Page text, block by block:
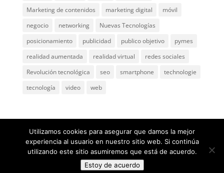
Marketing de contenidos
marketing digital
móvil
negocio
networking
Nuevas Tecnologías
posicionamiento
publicidad publico objetivo
pymes
realidad aumentada
realidad virtual
redes sociales
Revolución tecnológica
seo smartphone
technologie
tecnología
video web
@ 2005ComunicaGeniaTeléfono: 618731898 |Mapa
Privacidad y aviso legal
Utilizamos cookies para asegurar que damos la mejor
experiencia al usuario en nuestro sitio web. Si continúa
utilizando este sitio asumiremos que está de acuerdo.
Estoy de acuerdo